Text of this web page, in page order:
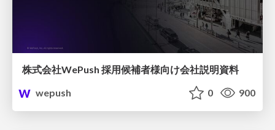
株式会社WePush 採用候補者様向け会社説明資料
wepush
0 900